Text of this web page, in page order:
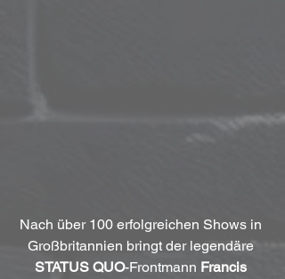
Nach über 100 erfolgreichen Shows in
Großbritannien bringt der legendäre
STATUS QUO-Frontmann Francis